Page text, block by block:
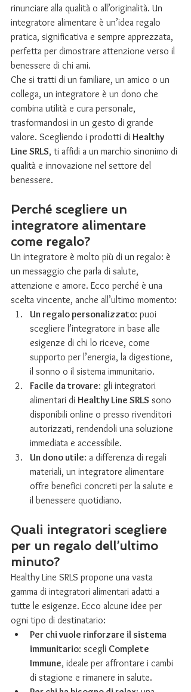
rinunciare alla qualità o all’originalità. Un
integratore alimentare è un’idea regalo
pratica, significativa e sempre apprezzata,
perfetta per dimostrare attenzione verso il
benessere di chi ami.
Che si tratti di un familiare, un amico o un
collega, un integratore è un dono che
combina utilità e cura personale,
trasformandosi in un gesto di grande
valore. Scegliendo i prodotti di Healthy
Line SRLS, ti affidi a un marchio sinonimo di
qualità e innovazione nel settore del
benessere.
Perché scegliere un
integratore alimentare
come regalo?
Un integratore è molto più di un regalo: è
un messaggio che parla di salute,
attenzione e amore. Ecco perché è una
scelta vincente, anche all’ultimo momento:
Un regalo personalizzato: puoi
scegliere l’integratore in base alle
esigenze di chi lo riceve, come
supporto per l’energia, la digestione,
il sonno o il sistema immunitario.
Facile da trovare: gli integratori
alimentari di Healthy Line SRLS sono
disponibili online o presso rivenditori
autorizzati, rendendoli una soluzione
immediata e accessibile.
Un dono utile: a differenza di regali
materiali, un integratore alimentare
offre benefici concreti per la salute e
il benessere quotidiano.
Quali integratori scegliere
per un regalo dell’ultimo
minuto?
Healthy Line SRLS propone una vasta
gamma di integratori alimentari adatti a
tutte le esigenze. Ecco alcune idee per
ogni tipo di destinatario:
Per chi vuole rinforzare il sistema
immunitario: scegli Complete
Immune, ideale per affrontare i cambi
di stagione e rimanere in salute.